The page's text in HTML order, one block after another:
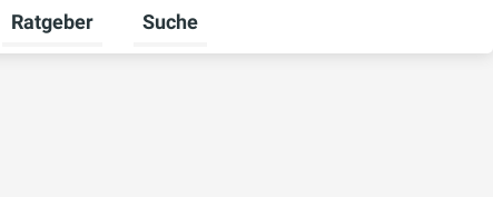
umschalten
Untermenü für Unternehmen umschalten
Ratgeber
Untermenü für Ratgeber umschalten
Suche